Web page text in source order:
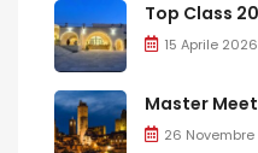
Top Class
15 Aprile 2026
Master
26